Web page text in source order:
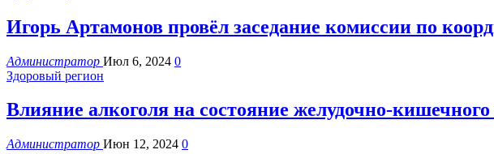
Игорь Артамонов провёл заседание комиссии по
Администратор Июл 6, 2024 0
Здоровый регион
Влияние алкоголя на состояние желудочно-кишечного
Администратор Июн 12, 2024 0